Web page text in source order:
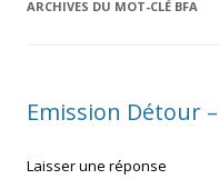
ARCHIVES DU MOT-CLÉ BFA
Emission Détour
Laisser une réponse